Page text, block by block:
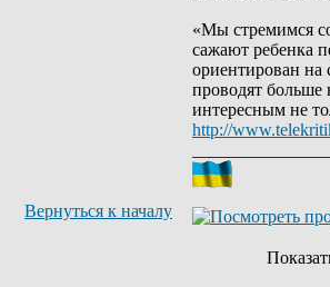
«Мы стремимся
сажают ребенка
ориентирован на
проводят больше
интересным не
http://
Вернуться к началу